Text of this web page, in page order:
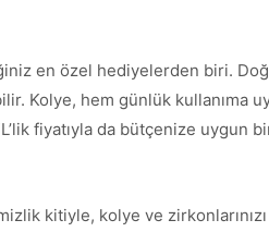
en özel hediyelerden biri.
Kolye, hem günlük kullanıma
fiyatıyla da bütçenize uygun
kitiyle, kolye ve